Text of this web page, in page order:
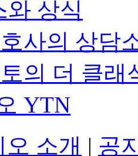
상식
사의 상담
의 더 클래
YTN
소개 | 공